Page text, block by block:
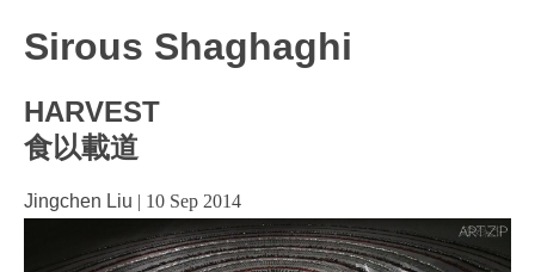
Sirous Shaghaghi
HARVEST
食以載道
Jingchen Liu | 10 Sep 2014